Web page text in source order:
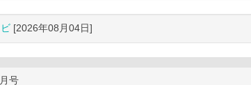
[2026年08月04日]
号